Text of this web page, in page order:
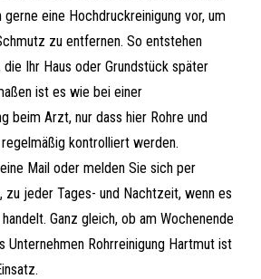
gerne eine Hochdruckreinigung vor, um
zu entfernen. So entstehen
Ihr Haus oder Grundstück später
ist es wie bei einer
beim Arzt, nur dass hier Rohre und
kontrolliert werden.
Mail oder melden Sie sich per
jeder Tages- und Nachtzeit, wenn es
Ganz gleich, ob am Wochenende
Unternehmen Rohrreinigung Hartmut ist